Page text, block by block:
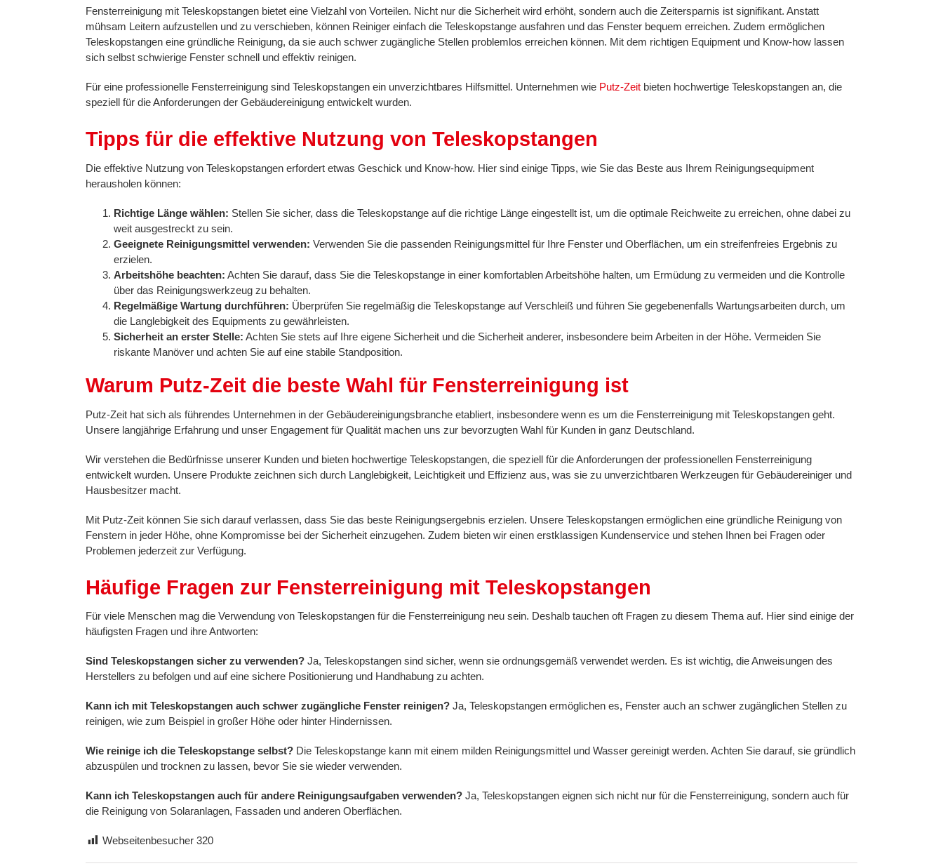
Fensterreinigung mit Teleskopstangen bietet eine Vielzahl von Vorteilen. Nicht nur die Sicherheit wird erhöht, sondern auch die Zeitersparnis ist signifikant. Anstatt
mühsam Leitern aufzustellen und zu verschieben, können Reiniger einfach die Teleskopstange ausfahren und das Fenster bequem erreichen. Zudem ermöglichen
Teleskopstangen eine gründliche Reinigung, da sie auch schwer zugängliche Stellen problemlos erreichen können. Mit dem richtigen Equipment und Know-how lassen
sich selbst schwierige Fenster schnell und effektiv reinigen.
Für eine professionelle Fensterreinigung sind Teleskopstangen ein unverzichtbares Hilfsmittel. Unternehmen wie Putz-Zeit bieten hochwertige Teleskopstangen an, die
speziell für die Anforderungen der Gebäudereinigung entwickelt wurden.
Tipps für die effektive Nutzung von Teleskopstangen
Die effektive Nutzung von Teleskopstangen erfordert etwas Geschick und Know-how. Hier sind einige Tipps, wie Sie das Beste aus Ihrem Reinigungsequipment
herausholen können:
Richtige Länge wählen: Stellen Sie sicher, dass die Teleskopstange auf die richtige Länge eingestellt ist, um die optimale Reichweite zu erreichen, ohne dabei zu
weit ausgestreckt zu sein.
Geeignete Reinigungsmittel verwenden: Verwenden Sie die passenden Reinigungsmittel für Ihre Fenster und Oberflächen, um ein streifenfreies Ergebnis zu
erzielen.
Arbeitshöhe beachten: Achten Sie darauf, dass Sie die Teleskopstange in einer komfortablen Arbeitshöhe halten, um Ermüdung zu vermeiden und die Kontrolle
über das Reinigungswerkzeug zu behalten.
Regelmäßige Wartung durchführen: Überprüfen Sie regelmäßig die Teleskopstange auf Verschleiß und führen Sie gegebenenfalls Wartungsarbeiten durch, um
die Langlebigkeit des Equipments zu gewährleisten.
Sicherheit an erster Stelle: Achten Sie stets auf Ihre eigene Sicherheit und die Sicherheit anderer, insbesondere beim Arbeiten in der Höhe. Vermeiden Sie
riskante Manöver und achten Sie auf eine stabile Standposition.
Warum Putz-Zeit die beste Wahl für Fensterreinigung ist
Putz-Zeit hat sich als führendes Unternehmen in der Gebäudereinigungsbranche etabliert, insbesondere wenn es um die Fensterreinigung mit Teleskopstangen geht.
Unsere langjährige Erfahrung und unser Engagement für Qualität machen uns zur bevorzugten Wahl für Kunden in ganz Deutschland.
Wir verstehen die Bedürfnisse unserer Kunden und bieten hochwertige Teleskopstangen, die speziell für die Anforderungen der professionellen Fensterreinigung
entwickelt wurden. Unsere Produkte zeichnen sich durch Langlebigkeit, Leichtigkeit und Effizienz aus, was sie zu unverzichtbaren Werkzeugen für Gebäudereiniger und
Hausbesitzer macht.
Mit Putz-Zeit können Sie sich darauf verlassen, dass Sie das beste Reinigungsergebnis erzielen. Unsere Teleskopstangen ermöglichen eine gründliche Reinigung von
Fenstern in jeder Höhe, ohne Kompromisse bei der Sicherheit einzugehen. Zudem bieten wir einen erstklassigen Kundenservice und stehen Ihnen bei Fragen oder
Problemen jederzeit zur Verfügung.
Häufige Fragen zur Fensterreinigung mit Teleskopstangen
Für viele Menschen mag die Verwendung von Teleskopstangen für die Fensterreinigung neu sein. Deshalb tauchen oft Fragen zu diesem Thema auf. Hier sind einige der
häufigsten Fragen und ihre Antworten:
Sind Teleskopstangen sicher zu verwenden? Ja, Teleskopstangen sind sicher, wenn sie ordnungsgemäß verwendet werden. Es ist wichtig, die Anweisungen des
Herstellers zu befolgen und auf eine sichere Positionierung und Handhabung zu achten.
Kann ich mit Teleskopstangen auch schwer zugängliche Fenster reinigen? Ja, Teleskopstangen ermöglichen es, Fenster auch an schwer zugänglichen Stellen zu
reinigen, wie zum Beispiel in großer Höhe oder hinter Hindernissen.
Wie reinige ich die Teleskopstange selbst? Die Teleskopstange kann mit einem milden Reinigungsmittel und Wasser gereinigt werden. Achten Sie darauf, sie gründlich
abzuspülen und trocknen zu lassen, bevor Sie sie wieder verwenden.
Kann ich Teleskopstangen auch für andere Reinigungsaufgaben verwenden? Ja, Teleskopstangen eignen sich nicht nur für die Fensterreinigung, sondern auch für
die Reinigung von Solaranlagen, Fassaden und anderen Oberflächen.
Webseitenbesucher 320